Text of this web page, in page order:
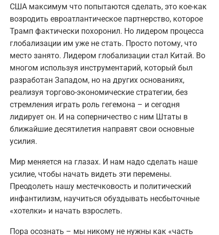
США максимум что попытаются сделать, это кое-как
возродить евроатлантическое партнерство, которое
Трамп фактически похоронил. Но лидером процесса
глобализации им уже не стать. Просто потому, что
место занято. Лидером глобализации стал Китай. Во
многом используя инструментарий, который был
разработан Западом, но на других основаниях,
реализуя торгово-экономические стратегии, без
стремления играть роль гегемона – и сегодня
лидирует он. И на соперничество с ним Штаты в
ближайшие десятилетия направят свои основные
усилия.
Мир меняется на глазах. И нам надо сделать наше
усилие, чтобы начать видеть эти перемены.
Преодолеть нашу местечковость и политический
инфантилизм, научиться обуздывать несбыточные
«хотелки» и начать взрослеть.
Пора осознать – мы никому не нужны как «часть